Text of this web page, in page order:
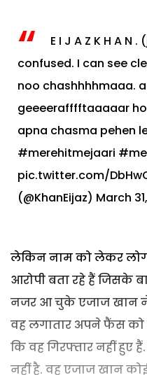
E I J A Z K H A N
confused. I can see
noo chashhhhmaaa.
geeeerafffftaaaaar
apna chasma pehen
#merehitmejaari
pic.twitter.com/
(@KhanEijaz) March
लेकिन नाम को लेकर
आरोपी बता रहे हैं जिसके
नजर आ चुके एजाज खान ने
वह लगातार अपने फैंस
कि वह गिरफ्तार नहीं हुए
नहीं है. वह एजाज खान